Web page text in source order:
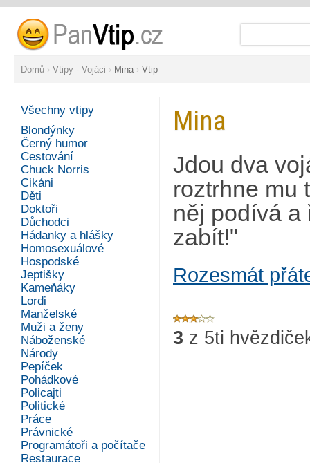
Domů › Vtipy - Vojáci › Mina› Vtip
Všechny vtipy
Blondýnky
Černý humor
Cestování
Chuck Norris
Cikáni
Děti
Doktoři
Důchodci
Hádanky a hlášky
Homosexuálové
Hospodské
Jeptišky
Kameňáky
Lordi
Manželské
Muži a ženy
Náboženské
Národy
Pepíček
Pohádkové
Policajti
Politické
Práce
Právnické
Programátoři a počítače
Restaurace
Mina
Jdou dva
roztrhne mu
něj podívá a
zabít!"
Rozesmát
3 z 5ti